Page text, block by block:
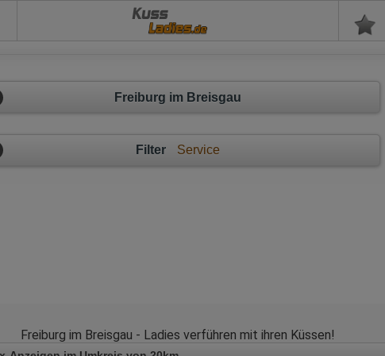
Kuss
Freiburg im Breisgau
Filter Service
Freiburg im Breisgau - Ladies verführen mit ihren Küssen!